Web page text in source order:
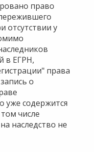
право
отсутствии у
в ЕГРН,
права
о
уже содержится
числе
наследство не